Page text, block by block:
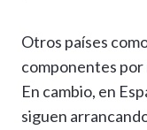
Otros países
componentes por
En cambio, en
siguen